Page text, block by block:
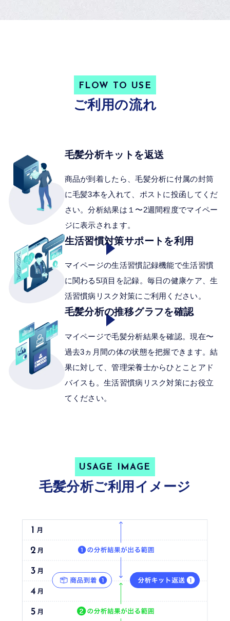
FLOW TO USE
ご利用の流れ
毛髪分析キットを返送
商品が到着したら、毛髪分析に付属の封筒
に毛髪3本を入れて、ポストに投函してくだ
さい。分析結果は１〜2週間程度でマイペー
ジに表示されます。
生活習慣対策サポートを利用
マイページの生活習慣記録機能で生活習慣
に関わる5項目を記録。毎日の健康ケア、生
活習慣病リスク対策にご利用ください。
毛髪分析の推移グラフを確認
マイページで毛髪分析結果を確認。現在〜
過去3ヵ月間の体の状態を把握できます。結
果に対して、管理栄養士からひとことアド
バイスも。生活習慣病リスク対策にお役立
てください。
USAGE IMAGE
毛髪分析ご利用イメージ